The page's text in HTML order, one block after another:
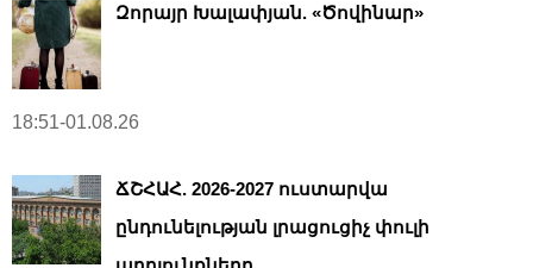
Զորայր Խալափյան. «Ծովինար»
18:51-01.08.26
ՃՇՀԱՀ. 2026-2027 ուստարվա
ընդունելության լրացուցիչ փուլի